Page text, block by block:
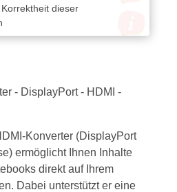
dieser
- DisplayPort - HDMI -
Konverter (DisplayPort
ermöglicht Ihnen Inhalte
direkt auf Ihrem
Dabei unterstützt er eine